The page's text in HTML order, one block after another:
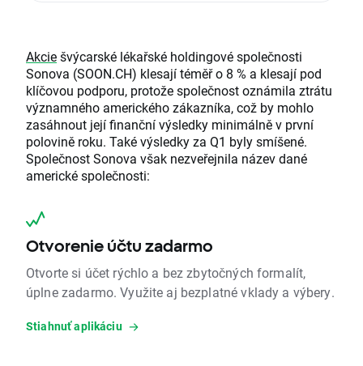
Akciešvýcarské lékařské holdingové společnosti
Sonova (SOON.CH) klesají téměř o 8 % a klesají pod
klíčovou podporu, protože společnost oznámila ztrátu
významného amerického zákazníka, což by mohlo
zasáhnout její finanční výsledky minimálně v první
polovině roku. Také výsledky za Q1 byly smíšené.
Společnost Sonova však nezveřejnila název dané
americké společnosti:
Otvorenie účtu zadarmo
Otvorte si účet rýchlo a bez zbytočných formalít,
úplne zadarmo. Využite aj bezplatné vklady a výbery.
Stiahnuť aplikáciu